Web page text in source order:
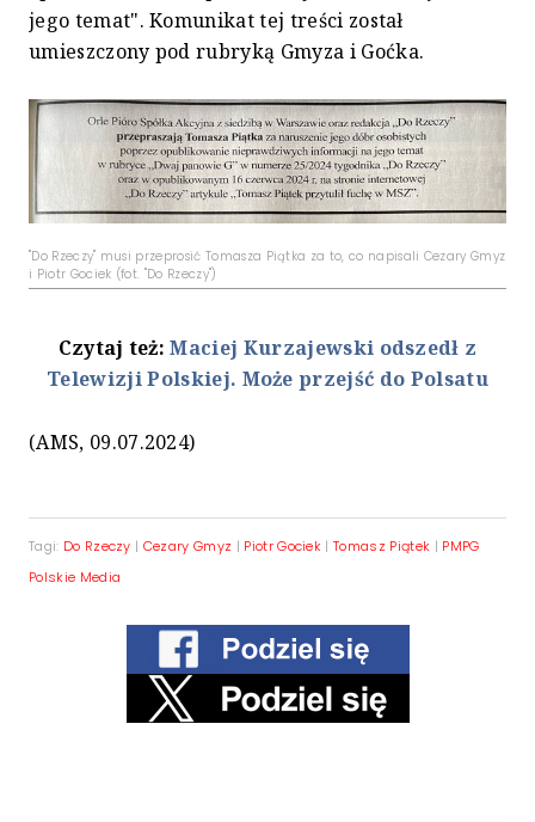
jego temat". Komunikat tej treści został
umieszczony pod rubryką Gmyza i Goćka.
"Do Rzeczy" musi przeprosić Tomasza Piątka za to, co napisali Cezary Gmyz
i Piotr Gociek (fot. "Do Rzeczy")
Czytaj też:Maciej Kurzajewski odszedł z
Telewizji Polskiej. Może przejść do Polsatu
(AMS, 09.07.2024)
Tagi: Do Rzeczy | Cezary Gmyz | Piotr Gociek |Tomasz Piątek | PMPG
Polskie Media